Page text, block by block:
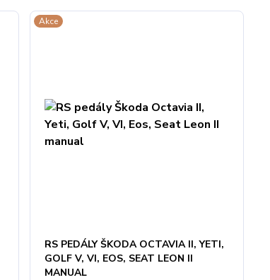
Akce
RS PEDÁLY ŠKODA OCTAVIA II, YETI,
GOLF V, VI, EOS, SEAT LEON II
MANUAL